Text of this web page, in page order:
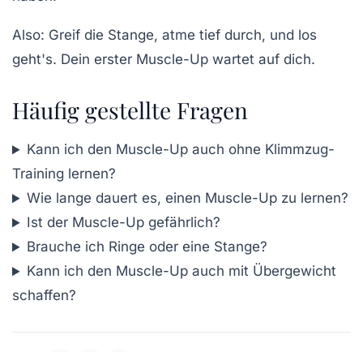
Also: Greif die Stange, atme tief durch, und los
geht's. Dein erster Muscle-Up wartet auf dich.
Häufig gestellte Fragen
Kann ich den Muscle-Up auch ohne Klimmzug-
Training lernen?
Wie lange dauert es, einen Muscle-Up zu lernen?
Ist der Muscle-Up gefährlich?
Brauche ich Ringe oder eine Stange?
Kann ich den Muscle-Up auch mit Übergewicht
schaffen?